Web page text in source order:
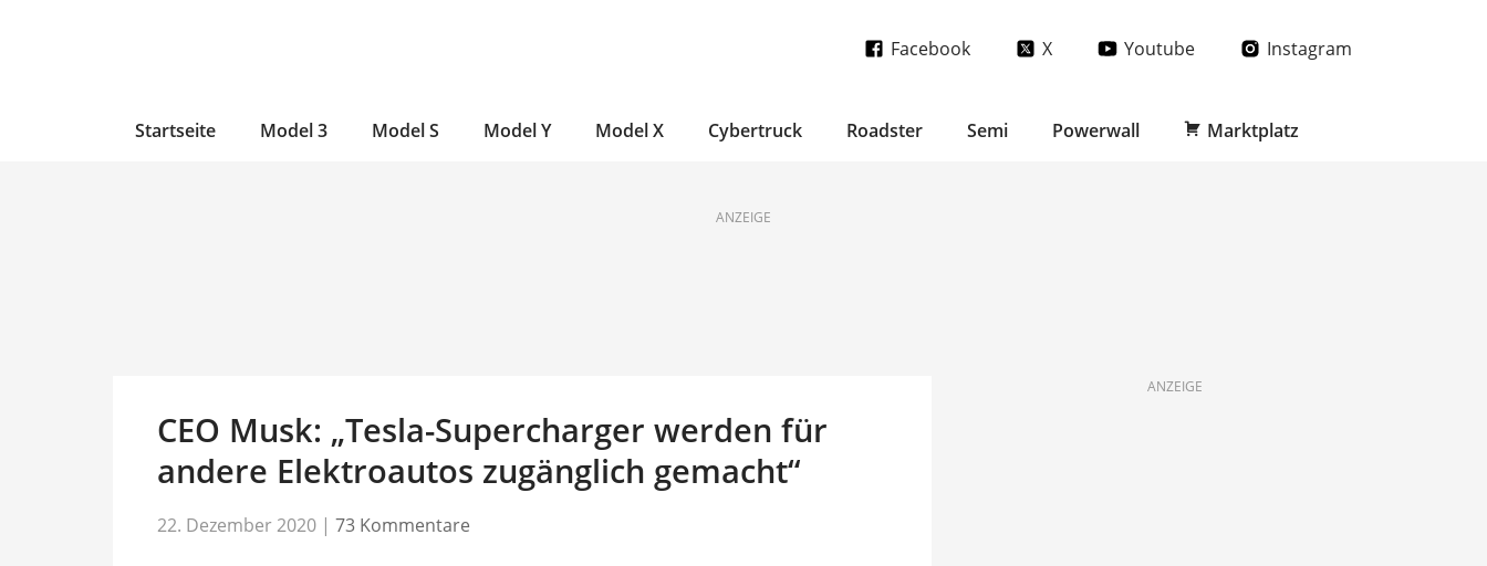
Facebook X Youtube Instagram
Startseite Model 3 Model S Model Y Model X Cybertruck Roadster Semi Powerwall Marktplatz
ANZEIGE
CEO Musk: „Tesla-Supercharger werden für
andere Elektroautos zugänglich gemacht“
22. Dezember 2020 | 73 Kommentare
ANZEIGE